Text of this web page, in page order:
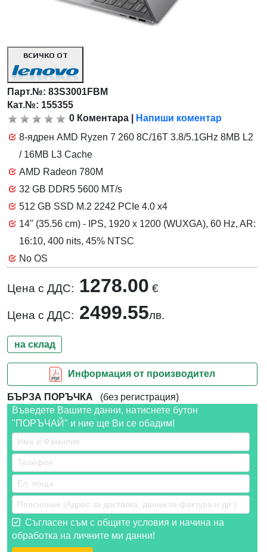
ВСИЧКО ОТ
Парт.№:83S3001FBM
Кат.№: 155355
0 Коментара
Напиши коментар
8-ядрен AMD Ryzen 7 260 8C/16T 3.8/5.1GHz 8MB L2
/ 16MB L3 Cache
AMD Radeon 780M
32 GB DDR5 5600 MT/s
512 GB SSD M.2 2242 PCIe 4.0 x4
14" (35.56 cm) - IPS, 1920 x 1200 (WUXGA), 60 Hz, AR:
16:10, 400 nits, 45% NTSC
No OS
Цена с ДДС: 1278.00 €
Цена с ДДС: 2499.55лв.
на склад
Информация от производител
БЪРЗА ПОРЪЧКА (без регистрация)
Въведете Вашите данни, натиснете бутон
"ПОРЪЧАЙ" и ние ще Ви се обадим!
Съгласен съм с общите условия и начина на
обработка на личните ми данни!